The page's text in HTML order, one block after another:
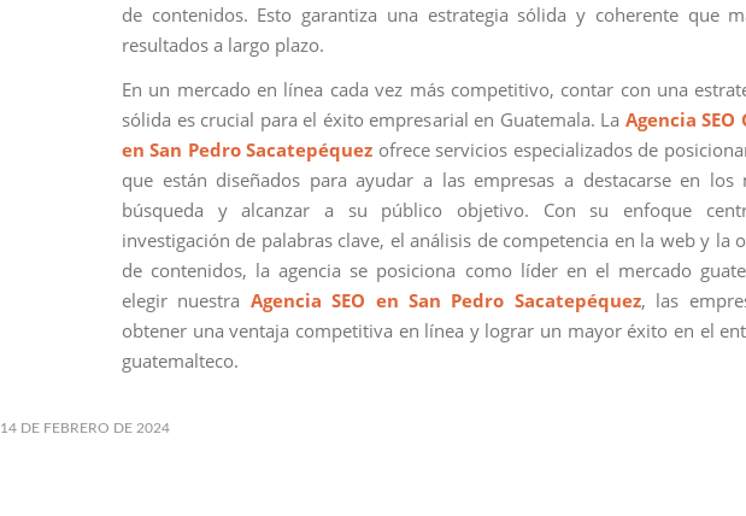
de contenidos. Esto garantiza una estrategia sólida y coherente que
resultados a largo plazo.
En un mercado en línea cada vez más competitivo, contar con una
sólida es crucial para el éxito empresarial en Guatemala. La Agencia
en San Pedro Sacatepéquez ofrece servicios especializados de
que están diseñados para ayudar a las empresas a destacarse en los
búsqueda y alcanzar a su público objetivo. Con su enfoque
investigación de palabras clave, el análisis de competencia en la web y la
de contenidos, la agencia se posiciona como líder en el mercado
elegir nuestra Agencia SEO en San Pedro Sacatepéquez, las
obtener una ventaja competitiva en línea y lograr un mayor éxito en el
guatemalteco.
14 DE FEBRERO DE 2024